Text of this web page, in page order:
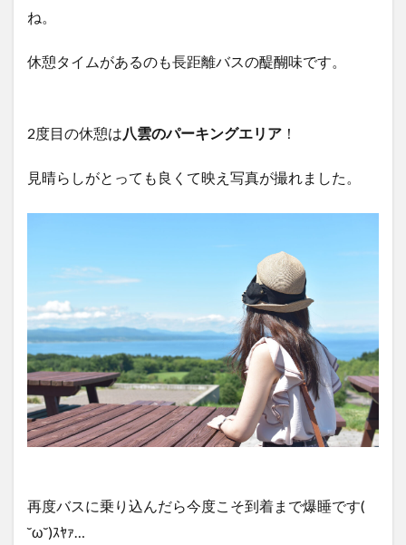
ね。
休憩タイムがあるのも長距離バスの醍醐味です。
2度目の休憩は 八雲のパーキングエリア ！
見晴らしがとっても良くて映え写真が撮れました。
再度バスに乗り込んだら今度こそ到着まで爆睡です(
˘ω˘)ｽﾔｧ…